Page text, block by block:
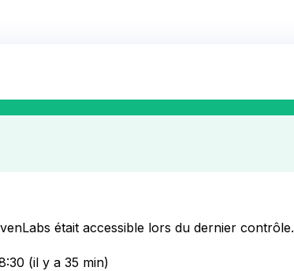
était accessible lors du dernier contrôle.
(il y a 35 min)